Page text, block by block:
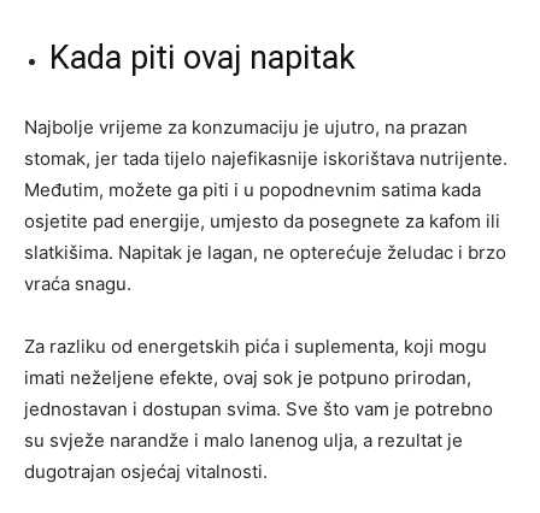
Kada piti ovaj napitak
Najbolje vrijeme za konzumaciju je ujutro, na prazan
stomak, jer tada tijelo najefikasnije iskorištava nutrijente.
Međutim, možete ga piti i u popodnevnim satima kada
osjetite pad energije, umjesto da posegnete za kafom ili
slatkišima. Napitak je lagan, ne opterećuje želudac i brzo
vraća snagu.
Za razliku od energetskih pića i suplementa, koji mogu
imati neželjene efekte, ovaj sok je potpuno prirodan,
jednostavan i dostupan svima. Sve što vam je potrebno
su svježe narandže i malo lanenog ulja, a rezultat je
dugotrajan osjećaj vitalnosti.